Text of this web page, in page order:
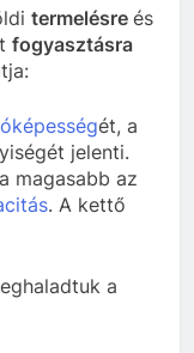
termelésre és
fogyasztásra
ét, a
jelenti.
magasabb az
. A kettő
a